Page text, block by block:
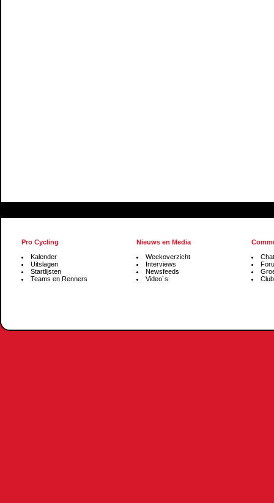
Pro Cycling
Kalender
Uitslagen
Startlijsten
Teams en Renners
Nieuws en Media
Weekoverzicht
Interviews
Newsfeeds
Video´s
Chat